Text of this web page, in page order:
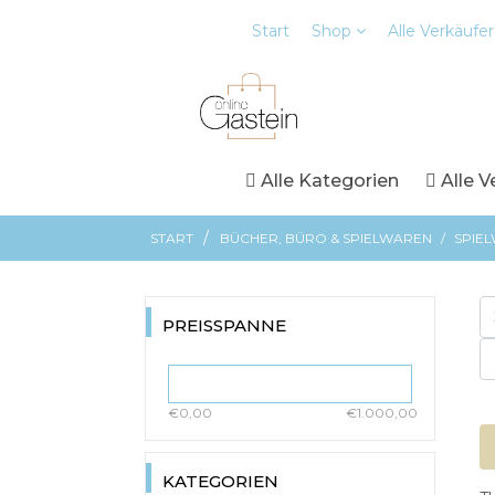
Start Shop Alle Verkäufer
Alle Kategorien Alle
START / BÜCHER, BÜRO & SPIELWAREN /
PREISSPANNE
€0,00 €1.000,00
KATEGORIEN